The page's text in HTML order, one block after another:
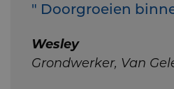
" Doorgroeien
Wesley
Grondwerker, Van